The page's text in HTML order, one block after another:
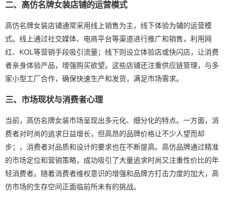
二、高仿名牌女装店铺的运营模式
高仿名牌女装店铺通常采用线上销售为主，线下体验为辅的运营模
式。线上通过社交媒体、电商平台等渠道进行推广和销售，利用网
红、KOL等营销手段吸引流量；线下则设立体验店或快闪店，让消费
者亲身体验产品，增强购买欲望。这些店铺还注重供应链管理，与多
家小型工厂合作，确保快速生产和发货，满足市场需求。
三、市场现状与消费者心理
当前，高仿名牌女装市场呈现出多元化、细分化的特点。一方面，消
费者对时尚的追求日益增长，但高昂的品牌价格让不少人望而却
步；，消费者对品质和设计的要求也在不断提高。高仿品牌通过精准
的市场定位和营销策略，成功吸引了大量追求时尚又注重性价比的年
轻消费者。随着消费者维权意识的增强和品牌方打击力度的加大，高
仿市场的生存空间正面临前所未有的挑战。